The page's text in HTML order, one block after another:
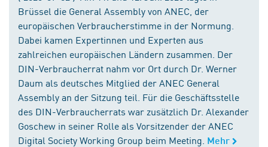
Brüssel die General Assembly von ANEC, der
europäischen Verbraucherstimme in der Normung.
Dabei kamen Expertinnen und Experten aus
zahlreichen europäischen Ländern zusammen. Der
DIN-Verbraucherrat nahm vor Ort durch Dr. Werner
Daum als deutsches Mitglied der ANEC General
Assembly an der Sitzung teil. Für die Geschäftsstelle
des DIN-Verbraucherrats war zusätzlich Dr. Alexander
Goschew in seiner Rolle als Vorsitzender der ANEC
Digital Society Working Group beim Meeting. Mehr